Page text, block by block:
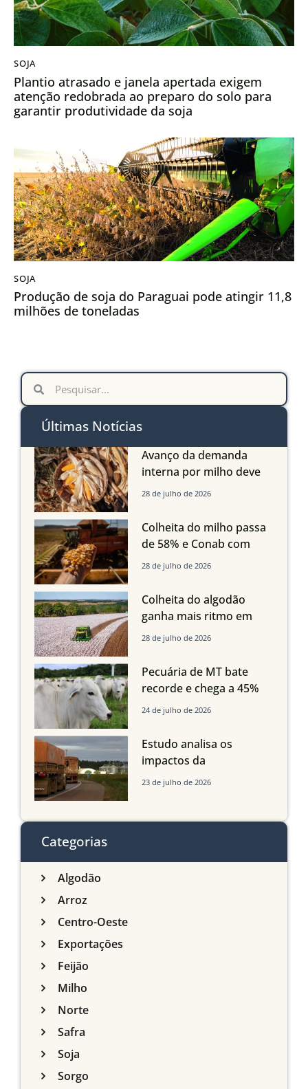
SOJA
Plantio atrasado e janela apertada exigem
atenção redobrada ao preparo do solo para
garantir produtividade da soja
SOJA
Produção de soja do Paraguai pode atingir 11,8
milhões de toneladas
Últimas Notícias
Avanço da demanda
interna por milho deve
compensar aumento da
em Mato Grosso, aponta
Imea
28 de julho de 2026
Colheita do milho passa
de 58% e Conab com
boas produtividades em
quedas em Tocantins,
Maranhão e Piauí
28 de julho de 2026
Colheita do algodão
ganha mais ritmo em
Mato Grosso, Mato
Maranhão
28 de julho de 2026
Pecuária de MT bate
recorde e chega a 45%
dos bovinos abatidos
24 de julho de 2026
Estudo analisa os
impactos da
infraestrutura logística
do Sul
23 de julho de 2026
Categorias
Algodão
Arroz
Centro-Oeste
Exportações
Feijão
Milho
Norte
Safra
Soja
Sorgo